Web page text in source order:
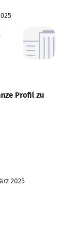
Profil zu
2025